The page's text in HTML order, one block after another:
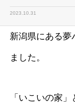
2023.10.31
新潟県にある夢
ました。
「いこいの家